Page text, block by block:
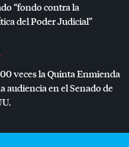
“fondo contra la
del Poder Judicial”
veces la Quinta Enmienda
audiencia en el Senado de